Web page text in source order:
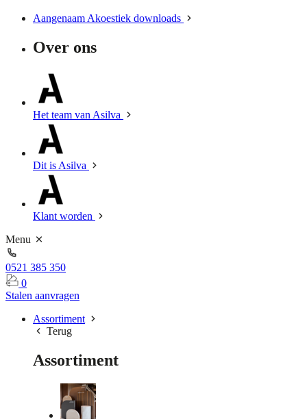
Aangenaam Akoestiek downloads
Over ons
Het team van Asilva
Dit is Asilva
Klant worden
Menu
0521 385 350
0
Stalen aanvragen
Assortiment
Terug
Assortiment